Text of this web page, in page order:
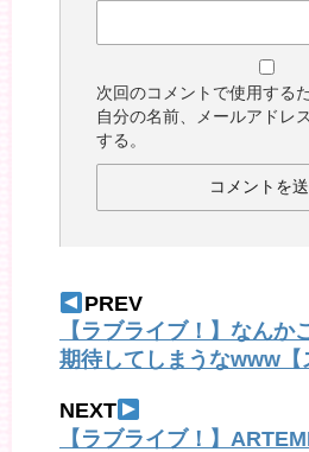
次回のコメントで使用する
自分の名前、メールアドレ
する。
PREV
【ラブライブ！】なんか
期待してしまうなwww【
NEXT
【ラブライブ！】